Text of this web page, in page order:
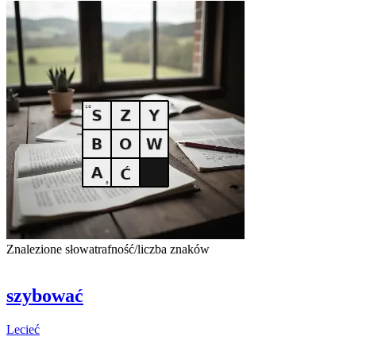
Znalezione słowatrafność/liczba znaków
szybować
Lecieć